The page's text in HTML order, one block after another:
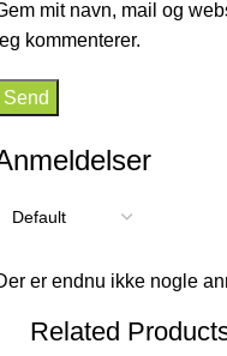
er endnu ikke nogle
mit navn, mail og
kommenterer.
Related